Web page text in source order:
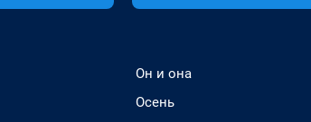
Он и она
Осень